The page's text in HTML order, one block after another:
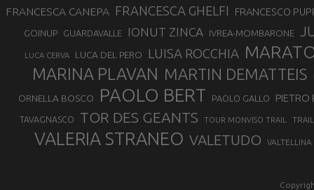
FRANCESCA CANEPA FRANCESCA GHELFI FRANCESCO
GOINUP GUARDAVALLE IONUT ZINCA IVREA-MOMBARONE
LUCA CERVA LUCA DEL PERO LUISA ROCCHIA
MARINA PLAVAN MARTIN DEMATTEIS
ORNELLA BOSCO PAOLO BERT PAOLO GALLO PIETRO
TAVAGNASCO TOR DES GEANTS TOUR MONVISO TRAIL
VALERIA STRANEO VALETUDO VALTELLINA